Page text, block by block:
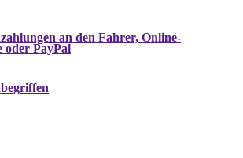
an den Fahrer, Online-
oder PayPal